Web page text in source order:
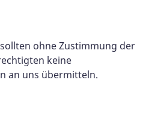
ohne Zustimmung der
keine
an uns übermitteln.